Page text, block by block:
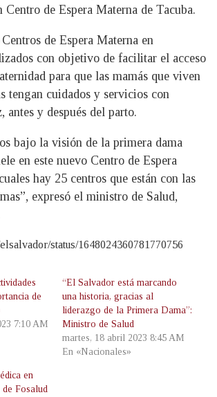
Centro de Espera Materna de Tacuba.
de Espera Materna en
con objetivo de facilitar el acceso
para que las mamás que viven
tengan cuidados y servicios con
antes y después del parto.
bajo la visión de la primera dama
en este nuevo Centro de Espera
hay 25 centros que están con las
expresó el ministro de Salud,
status/1648024360781770756
de
7:10 AM
“El Salvador está marcando
una historia, gracias al
liderazgo de la Primera Dama”:
Ministro de Salud
martes, 18 abril 2023 8:45 AM
En «Nacionales»
en
de Fosalud